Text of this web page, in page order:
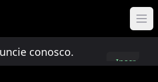
conosco. Vagas de
Inscreva-